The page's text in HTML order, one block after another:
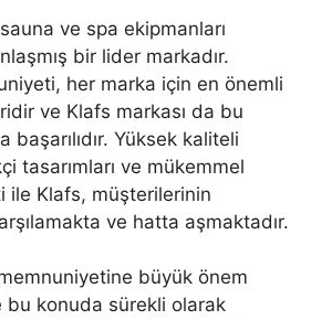
ve spa ekipmanları
bir lider markadır.
her marka için en önemli
ve Klafs markası da bu
başarılıdır. Yüksek kaliteli
tasarımları ve mükemmel
ile Klafs, müşterilerinin
ve hatta aşmaktadır.
büyük önem
bu konuda sürekli olarak